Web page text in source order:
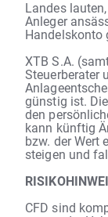
Landes
Anleger
Handelskonto
XTB S.A.
Steuerberater
günstig ist.
den
kann künftig
bzw. der Wert
steigen und
CFD sind